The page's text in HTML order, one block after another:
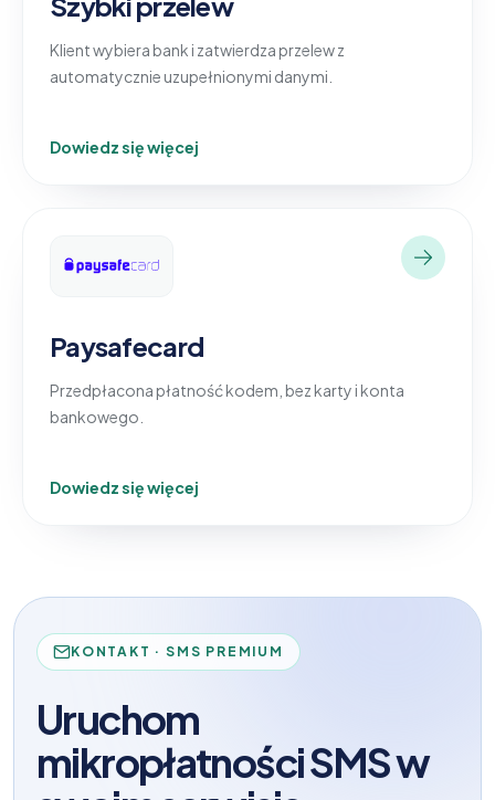
Klient wybiera bank i zatwierdza przelew z
automatycznie uzupełnionymi danymi.
Dowiedz się więcej
Paysafecard
Przedpłacona płatność kodem, bez karty i konta
bankowego.
Dowiedz się więcej
KONTAKT · SMS PREMIUM
Uruchom
mikropłatności SMS w